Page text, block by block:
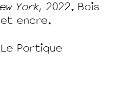
York, 2022. Bois
et encre.
Portique